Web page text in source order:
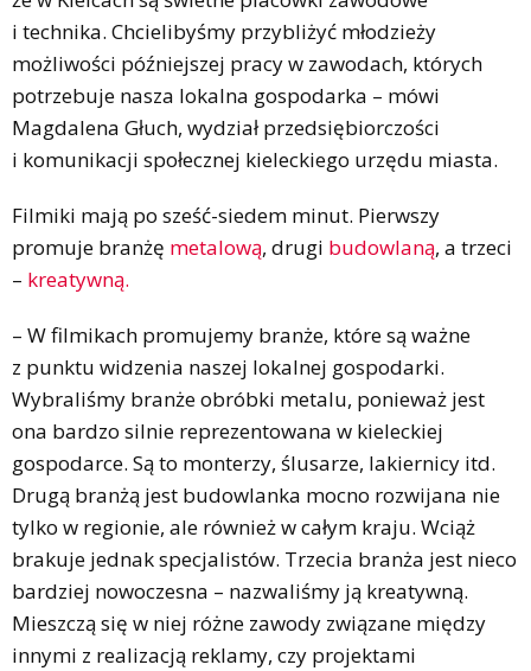
i technika. Chcielibyśmy przybliżyć młodzieży
możliwości późniejszej pracy w zawodach, których
potrzebuje nasza lokalna gospodarka – mówi
Magdalena Głuch, wydział przedsiębiorczości
i komunikacji społecznej kieleckiego urzędu miasta.
Filmiki mają po sześć-siedem minut. Pierwszy
promuje branżę metalową, drugi budowlaną, a trzeci
– kreatywną.
– W filmikach promujemy branże, które są ważne
z punktu widzenia naszej lokalnej gospodarki.
Wybraliśmy branże obróbki metalu, ponieważ jest
ona bardzo silnie reprezentowana w kieleckiej
gospodarce. Są to monterzy, ślusarze, lakiernicy itd.
Drugą branżą jest budowlanka mocno rozwijana nie
tylko w regionie, ale również w całym kraju. Wciąż
brakuje jednak specjalistów. Trzecia branża jest nieco
bardziej nowoczesna – nazwaliśmy ją kreatywną.
Mieszczą się w niej różne zawody związane między
innymi z realizacją reklamy, czy projektami